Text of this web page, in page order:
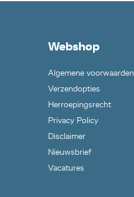
Webshop
Algemene voorwaarden
Verzendopties
Herroepingsrecht
Privacy Policy
Disclaimer
Nieuwsbrief
Vacatures